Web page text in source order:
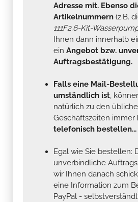
Adresse mit. Ebenso
Artikelnummern (z.B.
111F2.6-Kit-
Ihnen dann innerhalb
ein Angebot bzw.
Auftragsbestätigung.
Falls eine Mail-
umständlich ist,
natürlich zu den
Geschäftszeiten immer
telefonisch bestellen...
Egal wie Sie bestellen:
unverbindliche
wir Ihnen danach
eine Information zum
PayPal -